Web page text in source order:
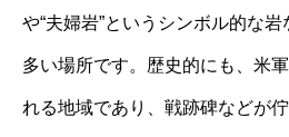
や“夫婦岩”というシンボル的な
多い場所です。歴史的にも、米
れる地域であり、戦跡碑などが